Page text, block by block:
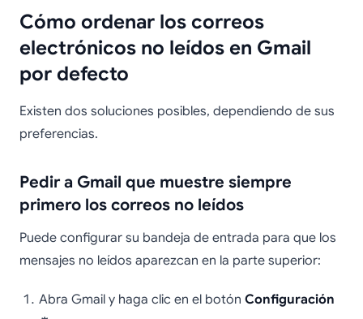
Cómo ordenar los correos
electrónicos no leídos en Gmail
por defecto
Existen dos soluciones posibles, dependiendo de sus
preferencias.
Pedir a Gmail que muestre siempre
primero los correos no leídos
Puede configurar su bandeja de entrada para que los
mensajes no leídos aparezcan en la parte superior:
Abra Gmail y haga clic en el botón Configuración